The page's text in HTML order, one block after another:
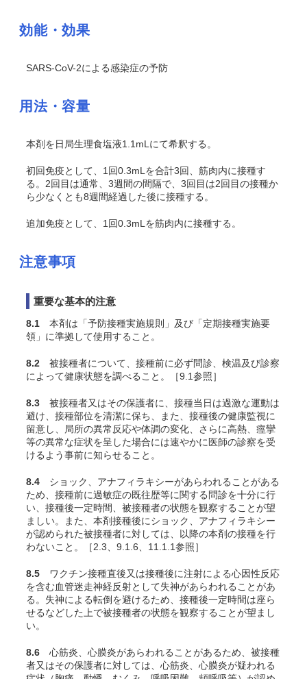
効能・効果
SARS-CoV-2による感染症の予防
用法・容量
本剤を日局生理食塩液1.1mLにて希釈する。
初回免疫として、1回0.3mLを合計3回、筋肉内に接種す
る。2回目は通常、3週間の間隔で、3回目は2回目の接種か
ら少なくとも8週間経過した後に接種する。
追加免疫として、1回0.3mLを筋肉内に接種する。
注意事項
重要な基本的注意
8.1 本剤は「予防接種実施規則」及び「定期接種実施要
領」に準拠して使用すること。
8.2 被接種者について、接種前に必ず問診、検温及び診察
によって健康状態を調べること。［9.1参照］
8.3 被接種者又はその保護者に、接種当日は過激な運動は
避け、接種部位を清潔に保ち、また、接種後の健康監視に
留意し、局所の異常反応や体調の変化、さらに高熱、痙攣
等の異常な症状を呈した場合には速やかに医師の診察を受
けるよう事前に知らせること。
8.4 ショック、アナフィラキシーがあらわれることがある
ため、接種前に過敏症の既往歴等に関する問診を十分に行
い、接種後一定時間、被接種者の状態を観察することが望
ましい。また、本剤接種後にショック、アナフィラキシー
が認められた被接種者に対しては、以降の本剤の接種を行
わないこと。［2.3、9.1.6、11.1.1参照］
8.5 ワクチン接種直後又は接種後に注射による心因性反応
を含む血管迷走神経反射として失神があらわれることがあ
る。失神による転倒を避けるため、接種後一定時間は座ら
せるなどした上で被接種者の状態を観察することが望まし
い。
8.6 心筋炎、心膜炎があらわれることがあるため、被接種
者又はその保護者に対しては、心筋炎、心膜炎が疑われる